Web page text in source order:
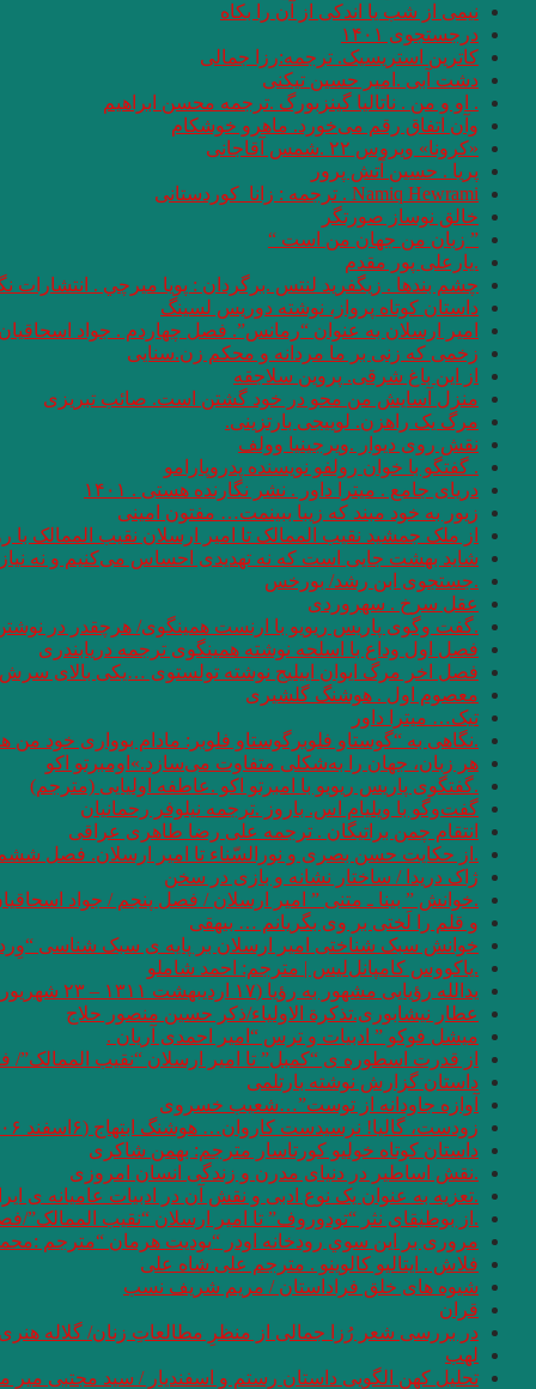
نيمى از شب يا اندكى از آن را بكاه
درجستجوی ۱۴۰۱
کاترین استریسیک. ترجمه:رزا جمالی
دشت آبی .امیر حسین تیکنی
. او و من . ناتالیا گینزبورگ .ترجمه محسن ابراهیم
وآن اتفاق رقم می‌خورد. ماهرو خوشکام
«کرونا» ویروس ۲۲ .شمس آقاجانی
پریا . حسین آتش پرور
Namiq Hewrami . ترجمه : زانا_کوردستانی
خالق نوساز صورتگر
” زبان من جهان من است “
.یارعلی پور مقدم
چشم بندها . زیگفرید لنتس .برگردان : پويا ميرچي . انتشارات
داستان کوتاه پرواز، نوشته دوریس لسینگ
امیر ارسلان به عنوان “رمانس”. فصل چهاردم . جواد
زخمی که زنی بر ما مردانه و محکم زن.سنایی
از این باغ شرقی. پروین سلاجقه
منزل آسایش من محو در خود گشتن است. صائب تبریزی
مرگ یک راهزن. لوییجی بارتزینی.
نقش روی دیوار .ویرجینیا وولف
. گفتگو با خوان رولفو نویسنده پدروپارامو
دریای جامع . میترا داور . نشر نگارنده هستی . ۱۴۰۱
زیور به خود مبند که زیبا ببینمت… مفتون امینی
از ملک جمشید نقیب الممالک تا امیر ارسلان نقیب
شاید بهشت جایی است که نه تهدیدی احساس می‌کنیم و نه
.جستجوی ابن رشد/ بورخس
عقل سرخ . سهروردی
.گفت وگوی پاریس ریویو با ارنست همینگوی/ هرچقدر در
فصل اول وداع با اسلحه نوشته همینگوی ترجمه دریابندری
فصل اخر مرگ ایوان اییلیج نوشته تولستوی …یکی بالای
معصوم اول . هوشنگ گلشیری
تیک… میترا داور
.نگاهی به “گوستاو فلوبرگوستاو فلوبر: مادام بوواری خود من
هر زبان، جهان را به‌شکلی متفاوت می‌سازد.»اومبرتو اکو
.گفتگوی پاریس ریویو با امبرتو اکو .عاطفه اولیایی (مترجم)
گفت‌وگو با ویلیام اس. باروز .ترجمه نیلوفر رحمانیان
انتقام چمن براتیگان . ترجمه علی رضا طاهری عراقی
.از حکایت حسن بصری و نورالسّناء تا امیر ارسلان. فصل
ژاک دریدا / ساختار نشانه و بازی در سخن
.خوانش ” بینا ـ متنی ” امیر ارسلان / فصل پنجم / جواد
و قلم را لَختی بر وی بگریانم … بیهقی
خوانش سبک شناختی امیر ارسلان بر پایه ی سبک شناسی
.یاکووس کامپانل‌لیس | مترجم: ‌احمد شاملو
یدالله رؤیایی مشهور به رؤیا (۱۷ اردیبهشت ۱۳۱۱ – ۲۳ شهریور ۱۴۰۱)
عطار نیشابوری.تذکرة الاولیاء/ذکر حسین منصور حلاج
میشل فوکو ” ادبیات و ترس “امیر احمدی آریان .
از قدرت اسطوره ی “کمبل” تا امیر ارسلان “نقیب
داستان گزارش نوشته بارتلمی
آوازه جاودانه از توست”…شعیب خسروی
زودست، گالیا! نرسیدست کاروان… هوشنگ ابتهاج (۶اسفند ۱۳۰۶ – ۱۹ مرداد ۱۴۰۱)
داستان کوتاه خولیو کورتاسار مترجم: بهمن شاکری
.نقش اساطیر در دنیای مدرن و زندگی انسان امروزی
.تعزیه به عنوان یک نوع ادبی و نقش آن در ادبیات عامیانه ی
.از بوطیقای نثر “تودوروف” تا امیر ارسلان “نقیب الممالک”/
مروری بر اين سوي رودخانه اودر “يوديت هرمان “مترجم
فلاش . ایتالیو کالوینو . مترجم علی شاه علی
شیوه های خلق فراداستان / مریم شریف نسب
قران
در بررسی شعر رُزا جمالی از منظرِ مطالعاتِ زنان/ گلاله
لهب
تحلیل کهن الگویی داستان رستم و اسفندیار / سید مجتبی میر